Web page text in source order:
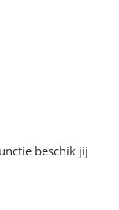
beschik jij